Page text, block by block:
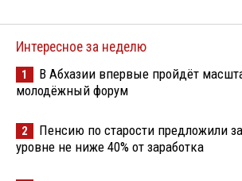
Интересное за неделю
1
В Абхазии впервые пройдёт
молодёжный форум
2
Пенсию по старости предложили
уровне не ниже 40% от заработка